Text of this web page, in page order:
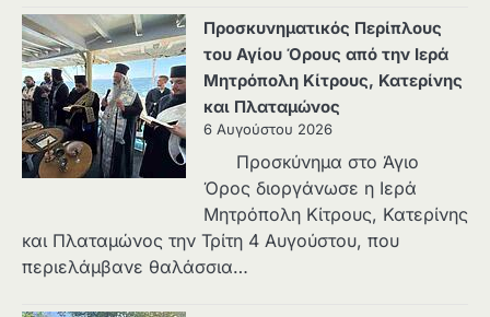
Προσκυνηματικός Περίπλους
του Αγίου Όρους από την Ιερά
Μητρόπολη Κίτρους, Κατερίνης
και Πλαταμώνος
6 Αυγούστου 2026
Προσκύνημα στο Άγιο
Όρος διοργάνωσε η Ιερά
Μητρόπολη Κίτρους, Κατερίνης
και Πλαταμώνος την Τρίτη 4 Αυγούστου, που
περιελάμβανε θαλάσσια…